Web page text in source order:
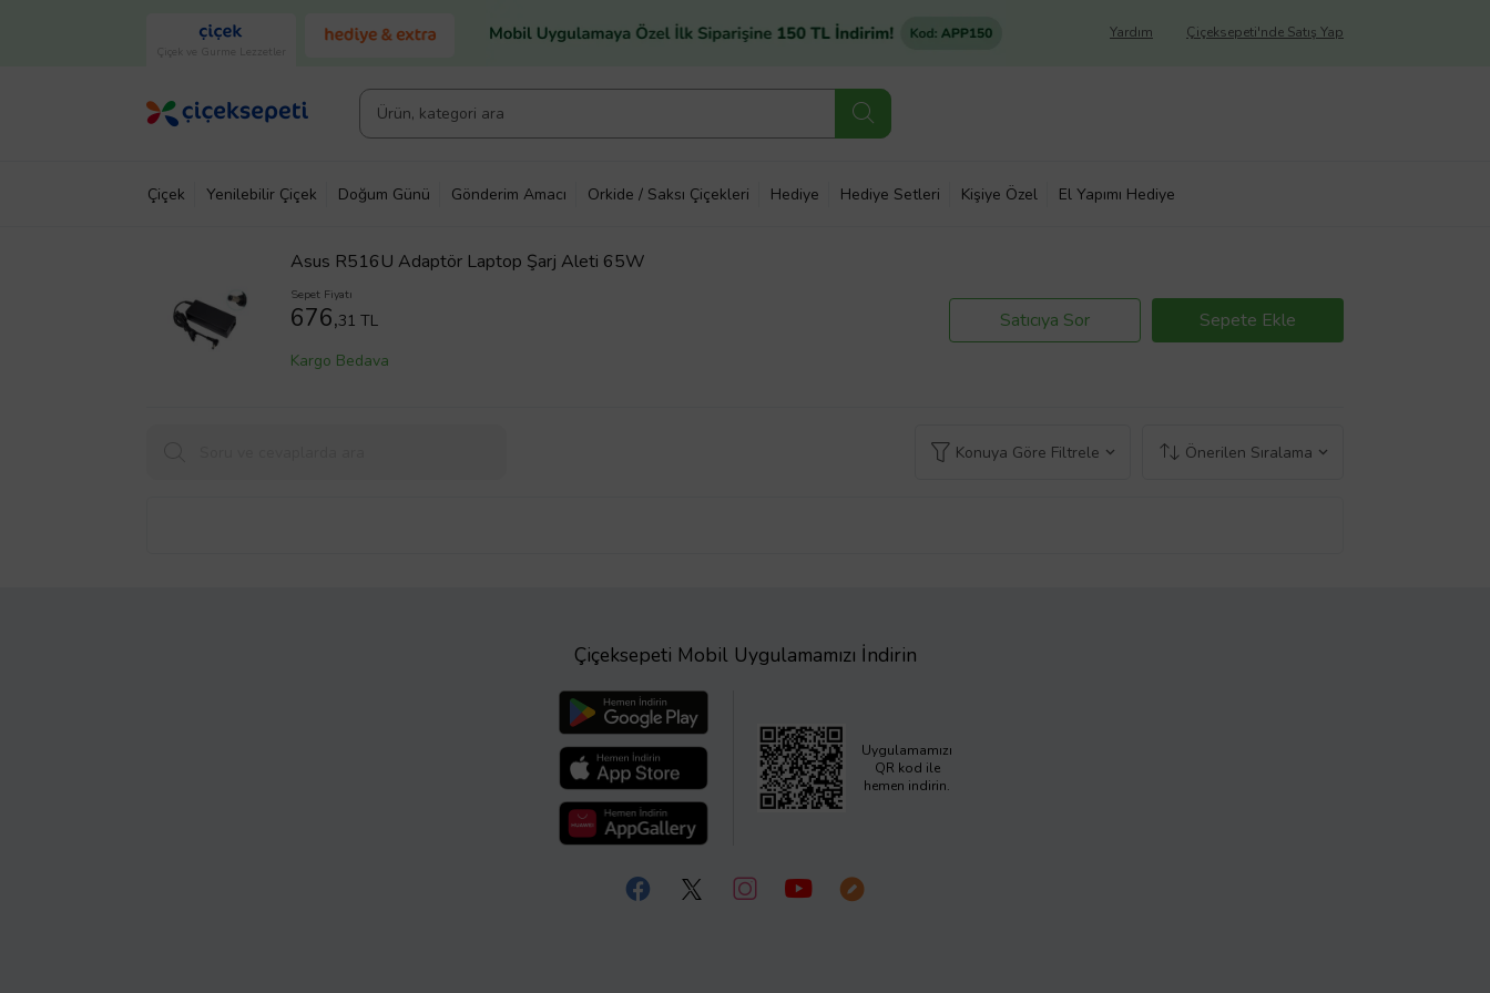
Çiçek ve Gurme Lezzetler
Çiçeksepeti'nde Satış Yap
Yardım
Çiçek Yenilebilir Çiçek Doğum Günü Gönderim Amacı Orkide / Saksı Çiçekleri Hediye Hediye Setleri Kişiye Özel El Yapımı Hediye
Asus R516U Adaptör Laptop Şarj Aleti 65W
Sepet Fiyatı
676,31 TL
Kargo Bedava
Satıcıya Sor Sepete Ekle
Konuya Göre Filtrele Önerilen Sıralama
Çiçeksepeti Mobil Uygulamamızı İndirin
Uygulamamızı
QR kod ile
hemen indirin.